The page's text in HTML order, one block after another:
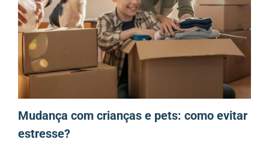
Mudança com crianças e pets: como evitar
estresse?